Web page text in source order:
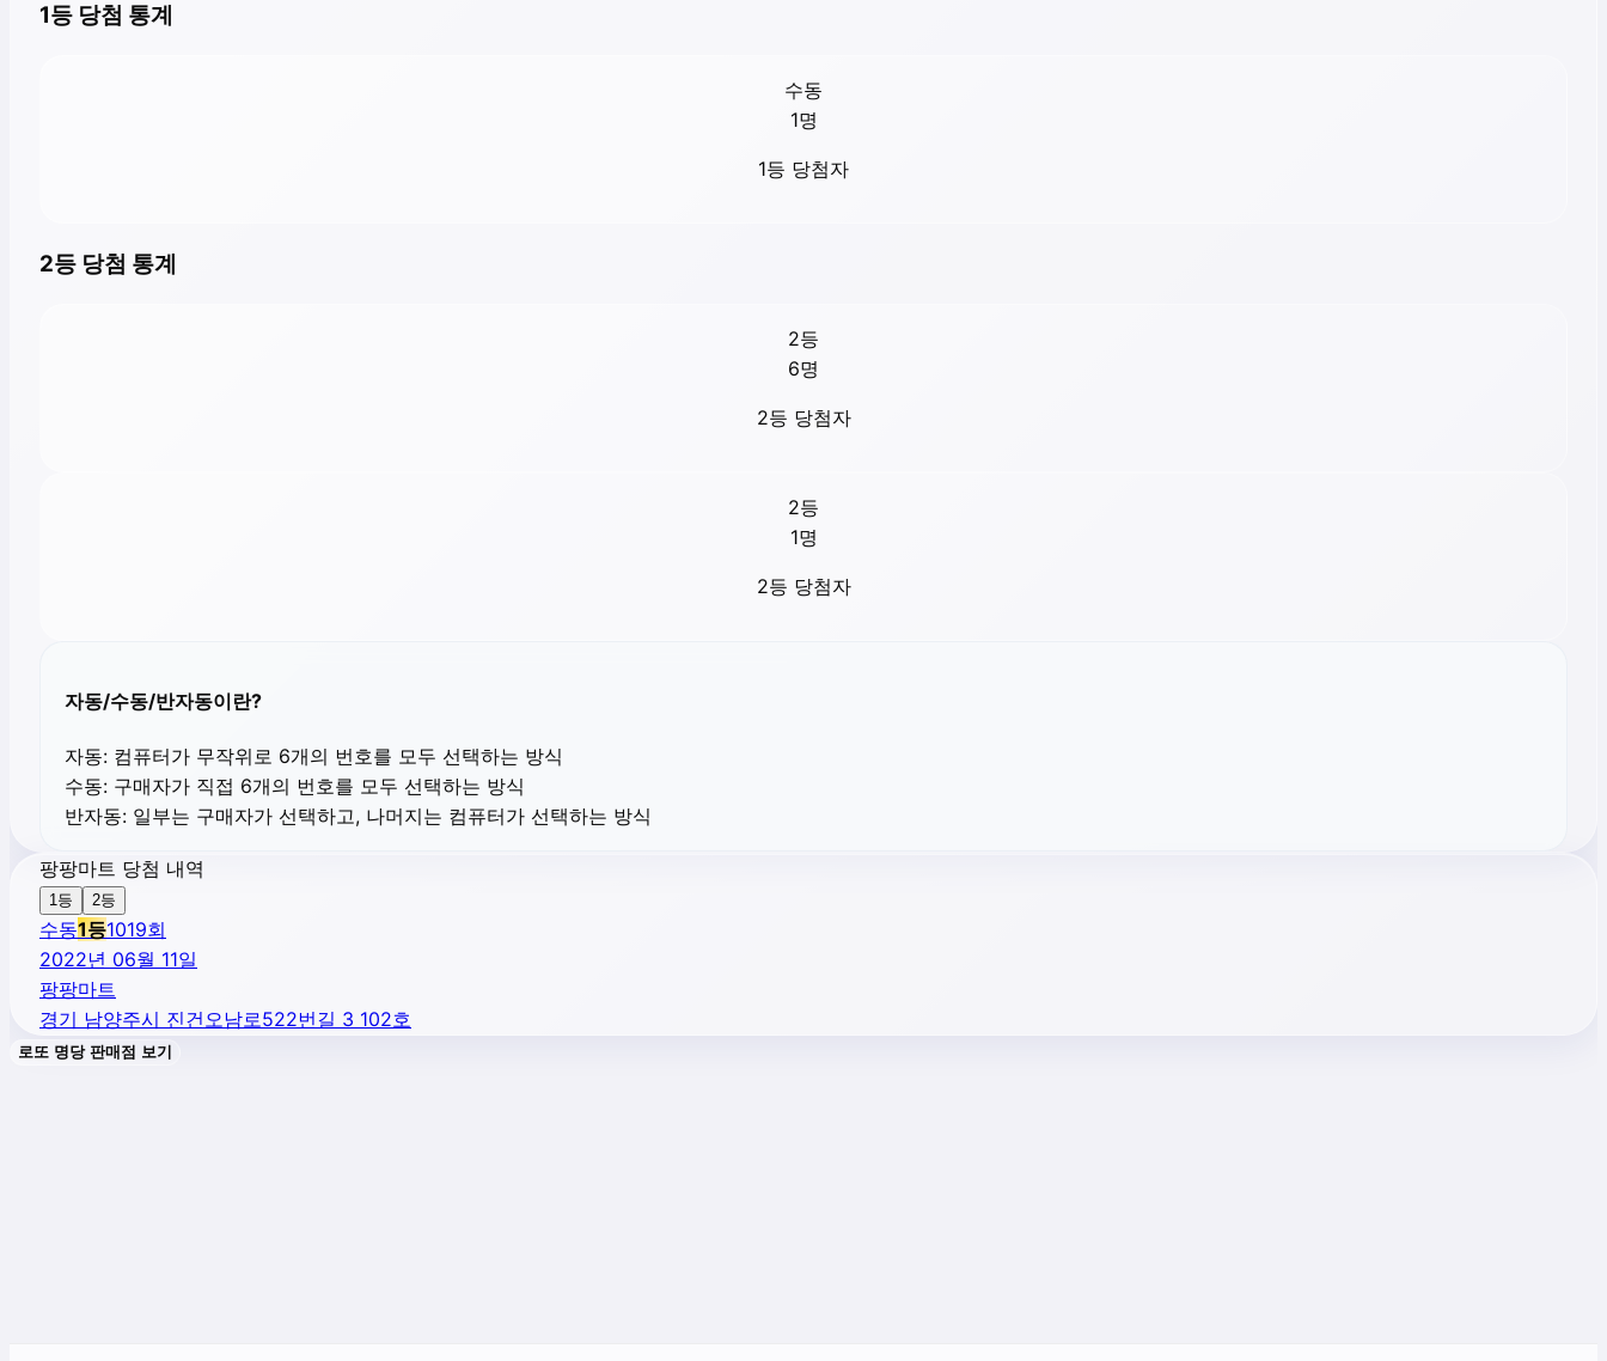
1등 당첨 통계
수동
1명
1등 당첨자
2등 당첨 통계
2등
6명
2등 당첨자
2등
1명
2등 당첨자
자동/수동/반자동이란?
자동: 컴퓨터가 무작위로 6개의 번호를 모두 선택하는 방식
수동: 구매자가 직접 6개의 번호를 모두 선택하는 방식
반자동: 일부는 구매자가 선택하고, 나머지는 컴퓨터가 선택하는 방식
팡팡마트 당첨 내역
1등 2등
수동1등1019회
2022년 06월 11일
팡팡마트
경기 남양주시 진건오남로522번길 3 102호
로또 명당 판매점 보기